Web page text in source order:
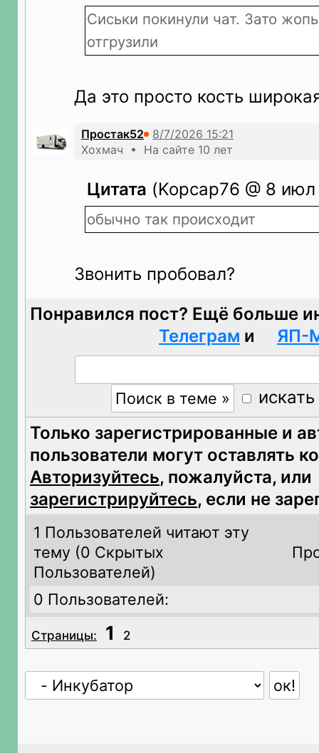
Сиськи покинули чат. Зато
отгрузили
Да это просто кость
Простак52
Хохмач • На сайте 10 лет
Цитата (Kopcap76 @ 8
обычно так происходит
Звонить пробовал?
Понравился пост? Ещё больше
Телеграм и ЯП-
Только зарегистрированные и
пользователи могут оставлять
Авторизуйтесь, пожалуйста, или
зарегистрируйтесь, если не
1 Пользователей читают эту
тему (0 Скрытых
Пользователей)
0 Пользователей:
Страницы: 1 2